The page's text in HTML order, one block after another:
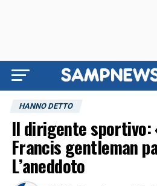
HANNO DETTO
Il dirigente sportivo:
Francis gentleman
L’aneddoto